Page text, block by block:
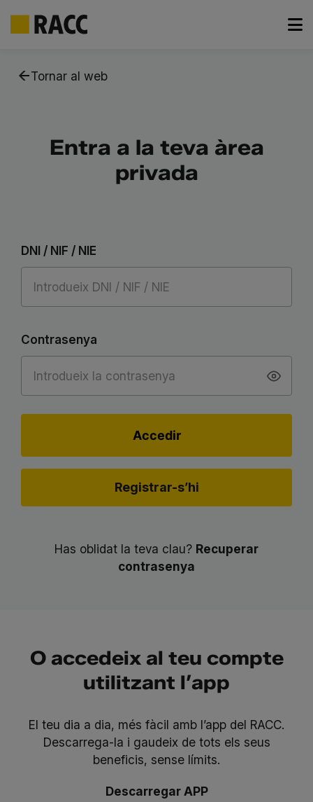
Tornar al web
Entra a la teva àrea
privada
DNI / NIF / NIE
Contrasenya
Accedir
Registrar-s’hi
Has oblidat la teva clau? Recuperar
contrasenya
O accedeix al teu compte
utilitzant l’app
El teu dia a dia, més fàcil amb l’app del RACC.
Descarrega-la i gaudeix de tots els seus
beneficis, sense límits.
Descarregar APP